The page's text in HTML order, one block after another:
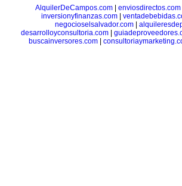
AlquilerDeCampos.com
enviosdirectos.com
inversionyfinanzas.com|
negocioselsalvador.com|
desarrolloyconsultoria.com
buscainversores.com|